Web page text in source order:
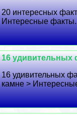
20 интересных
Интересные
16 удивительных
16 удивительных
камне >